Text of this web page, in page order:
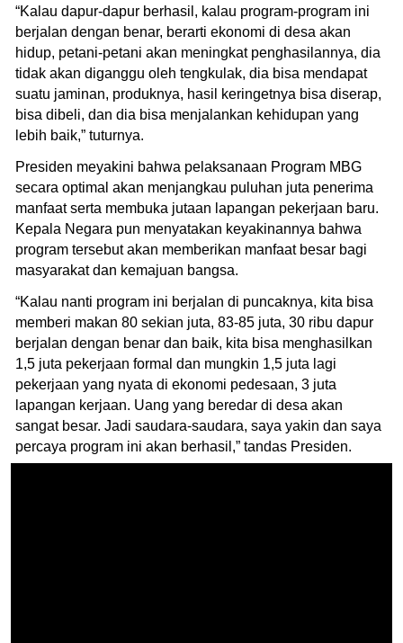
“Kalau dapur-dapur berhasil, kalau program-program ini
berjalan dengan benar, berarti ekonomi di desa akan
hidup, petani-petani akan meningkat penghasilannya, dia
tidak akan diganggu oleh tengkulak, dia bisa mendapat
suatu jaminan, produknya, hasil keringetnya bisa diserap,
bisa dibeli, dan dia bisa menjalankan kehidupan yang
lebih baik,” tuturnya.
Presiden meyakini bahwa pelaksanaan Program MBG
secara optimal akan menjangkau puluhan juta penerima
manfaat serta membuka jutaan lapangan pekerjaan baru.
Kepala Negara pun menyatakan keyakinannya bahwa
program tersebut akan memberikan manfaat besar bagi
masyarakat dan kemajuan bangsa.
“Kalau nanti program ini berjalan di puncaknya, kita bisa
memberi makan 80 sekian juta, 83-85 juta, 30 ribu dapur
berjalan dengan benar dan baik, kita bisa menghasilkan
1,5 juta pekerjaan formal dan mungkin 1,5 juta lagi
pekerjaan yang nyata di ekonomi pedesaan, 3 juta
lapangan kerjaan. Uang yang beredar di desa akan
sangat besar. Jadi saudara-saudara, saya yakin dan saya
percaya program ini akan berhasil,” tandas Presiden.